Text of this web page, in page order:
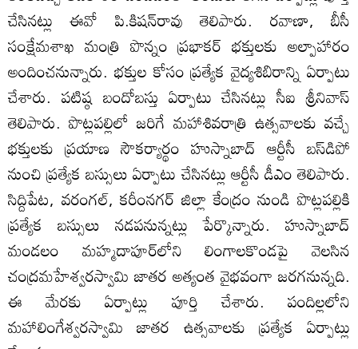
చేసినట్లు ఈవో పి.కిషన్‌రావు తెలిపారు. రవాణా, బీసీ
సంక్షేమశాఖ మంత్రి పొన్నం ప్రభాకర్‌ భక్తులకు అల్పాహారం
అందించనున్నారు. భక్తుల కోసం ప్రత్యేక వైద్యశిబిరాన్ని ఏర్పాటు
చేశారు. పటిష్ఠ బందోబస్తు ఏర్పాటు చేసినట్లు సీఐ శ్రీనివాస్‌
తెలిపారు. పొట్లపల్లిలో జరిగే మహాశివరాత్రి ఉత్సవాలకు వచ్చే
భక్తులకు ప్రయాణ సౌకర్యార్థం హుస్నాబాద్‌ ఆర్టీసీ బస్‌డిపో
నుంచి ప్రత్యేక బస్సులు ఏర్పాటు చేసినట్లు ఆర్టీసీ డీఎం తెలిపారు.
సిద్దిపేట, వరంగల్‌, కరీంనగర్‌ జిల్లా కేంద్రం నుండి పొట్లపల్లికి
ప్రత్యేక బస్సులు నడపనున్నట్లు పేర్కొన్నారు. హుస్నాబాద్‌
మండలం మహ్మదాపూర్‌లోని లింగాలకొండపై వెలసిన
చంద్రమహేశ్వరస్వామి జాతర అత్యంత వైభవంగా జరగనున్నది.
ఈ మేరకు ఏర్పాట్లు పూర్తి చేశారు. పందిల్లలోని
మహాలింగేశ్వరస్వామి జాతర ఉత్సవాలకు ప్రత్యేక ఏర్పాట్లు